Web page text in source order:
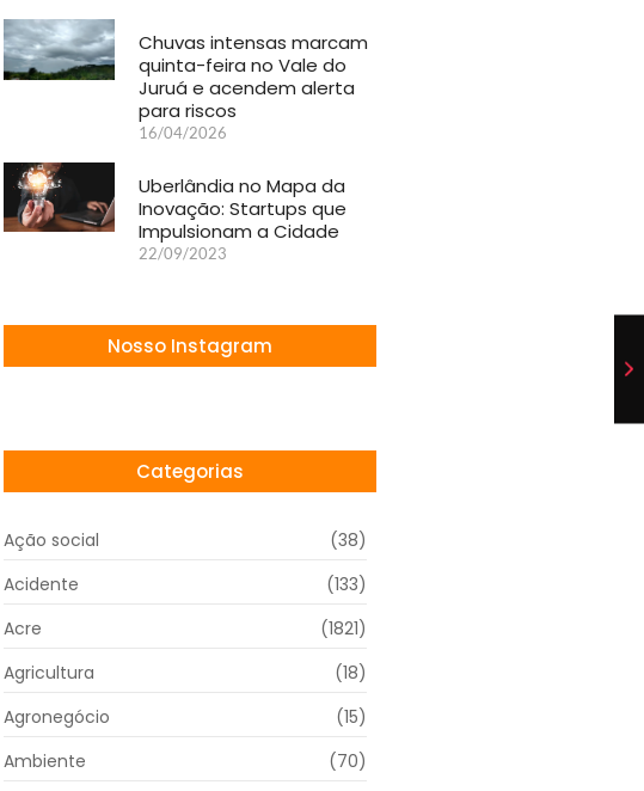
Chuvas intensas marcam
quinta-feira no Vale do
Juruá e acendem alerta
para riscos
16/04/2026
Uberlândia no Mapa da
Inovação: Startups que
Impulsionam a Cidade
22/09/2023
Nosso Instagram
Categorias
Ação social
(38)
Acidente
(133)
Acre
(1821)
Agricultura
(18)
Agronegócio
(15)
Ambiente
(70)